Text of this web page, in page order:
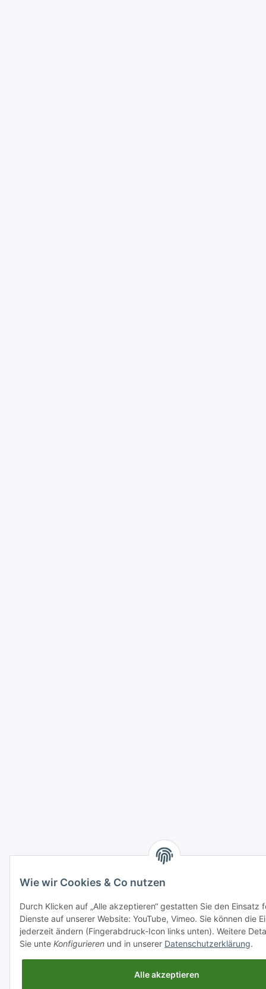
Wie wir Cookies & Co nutzen
Durch Klicken auf „Alle akzeptieren“ gestatten Sie den Einsatz
Dienste auf unserer Website: YouTube, Vimeo. Sie können die
jederzeit ändern (Fingerabdruck-Icon links unten). Weitere
Sie unte Konfigurieren und in unserer Datenschutzerklärung.
Alle akzeptieren